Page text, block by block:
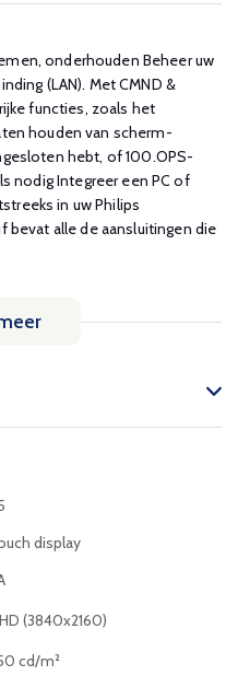
onderhouden Beheer uw
(LAN). Met CMND &
functies, zoals het
houden van scherm-
hebt, of 100.OPS-
nodig Integreer een PC of
in uw Philips
bevat alle de aansluitingen die
display
(3840x2160)
cd/m²